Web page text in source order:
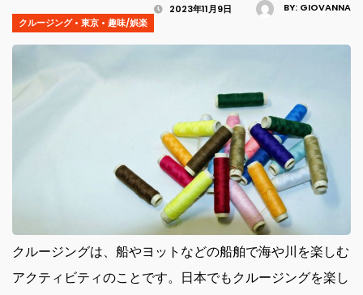
BY: GIOVANNA
2023年11月9日
クルージング• 東京 • 趣味/娯楽
クルージングは、船やヨットなどの船舶で海や川を楽しむ
アクティビティのことです。
日本でもクルージングを楽し